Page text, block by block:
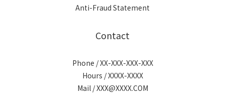
Anti-Fraud Statement
Contact
Phone / XX-XXX-XXX-XXX
Hours / XXXX-XXXX
Mail / XXX@XXXX.COM